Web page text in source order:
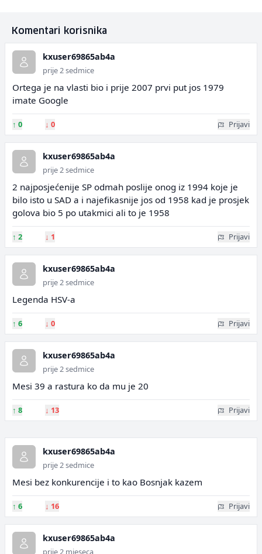
Komentari korisnika
kxuser69865ab4a
prije 2 sedmice
Ortega je na vlasti bio i prije 2007 prvi put jos 1979
imate Google
↑ 0 ↓ 0 Prijavi
kxuser69865ab4a
prije 2 sedmice
2 najposjećenije SP odmah poslije onog iz 1994 koje je
bilo isto u SAD a i najefikasnije jos od 1958 kad je prosjek
golova bio 5 po utakmici ali to je 1958
↑ 2 ↓ 1 Prijavi
kxuser69865ab4a
prije 2 sedmice
Legenda HSV-a
↑ 6 ↓ 0 Prijavi
kxuser69865ab4a
prije 2 sedmice
Mesi 39 a rastura ko da mu je 20
↑ 8 ↓ 13 Prijavi
kxuser69865ab4a
prije 2 sedmice
Mesi bez konkurencije i to kao Bosnjak kazem
↑ 6 ↓ 16 Prijavi
kxuser69865ab4a
prije 2 mjeseca